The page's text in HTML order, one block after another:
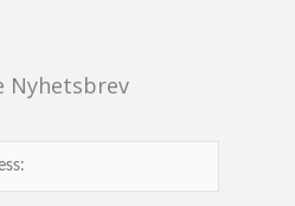
Nyhetsbrev